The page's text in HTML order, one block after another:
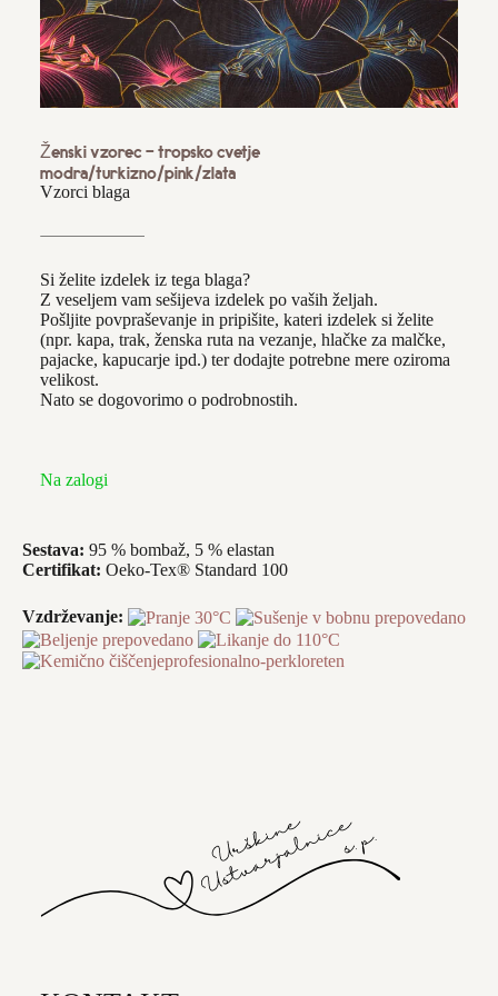
OSTALO
VEZENI IZDELKI
KVAČKANI IZDELKI
IZDELKI ZA SLAVJA & POSEBNE
PRILOŽNOSTI
VOŠČILNICE IN VIZITKE
DRUGI IZDELKI PO NAROČILU
VENČKI
PRAZNIČNA PONUDBA
PRAZNIČNA DECEMBRSKA PONUDBA
VZORCI BLAGA
DRUGI IZDELKI PO NAROČILU
Ženski vzorec - tropsko cvetje
modra/turkizno/pink/zlata
Vzorci blaga
Si želite izdelek iz tega blaga?
Z veseljem vam sešijeva izdelek po vaših željah.
Pošljite povpraševanje in pripišite, kateri izdelek si želite
(npr. kapa, trak, ženska ruta na vezanje, hlačke za malčke,
pajacke, kapucarje ipd.) ter dodajte potrebne mere oziroma
velikost.
Nato se dogovorimo o podrobnostih.
Na zalogi
Sestava: 95 % bombaž, 5 % elastan
Certifikat: Oeko-Tex® Standard 100
Vzdrževanje: